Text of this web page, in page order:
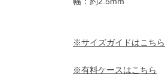
18,000円 18,000円
※サイズガイドはこちら
※有料ケースはこちら